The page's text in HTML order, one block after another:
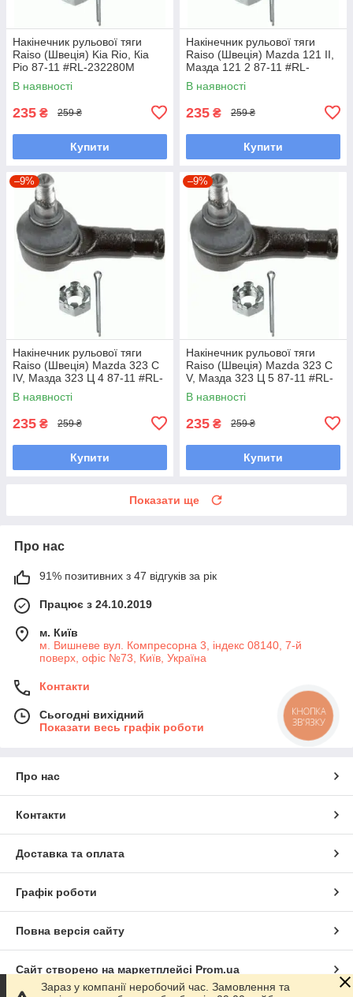
Накінечник рульової тяги
Raiso (Швеція) Kia Rio, Кіа
Ріо 87-11 #RL-232280M
UAOEBHV7
В наявності
235 ₴ 259 ₴
Купити
Накінечник рульової тяги
Raiso (Швеція) Mazda 121 II,
Мазда 121 2 87-11 #RL-
232280M UAOUHQF7
В наявності
235 ₴ 259 ₴
Купити
–9%
Накінечник рульової тяги
Raiso (Швеція) Mazda 323 C
IV, Мазда 323 Ц 4 87-11 #RL-
232280M UAOUHQF7
В наявності
235 ₴ 259 ₴
Купити
–9%
Накінечник рульової тяги
Raiso (Швеція) Mazda 323 C
V, Мазда 323 Ц 5 87-11 #RL-
232280M UAQSNRY7
В наявності
235 ₴ 259 ₴
Купити
Показати ще
Про нас
91% позитивних з 47 відгуків за рік
Працює з 24.10.2019
м. Київ
м. Вишневе вул. Компресорна 3, індекс 08140, 7-й
поверх, офіс №73, Київ, Україна
Контакти
Сьогодні вихідний
Показати весь графік роботи
Про нас
Контакти
Доставка та оплата
Графік роботи
Повна версія сайту
Сайт створено на маркетплейсі Prom.ua
Зараз у компанії неробочий час. Замовлення та
КНОПКА
ЗВ'ЯЗКУ